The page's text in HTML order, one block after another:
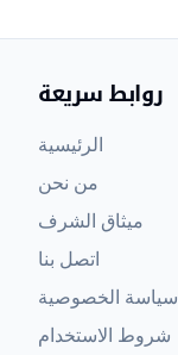
روابط سريعة
الرئيسية
من نحن
ميثاق الشرف
اتصل بنا
سياسة الخصوصية
شروط الاستخدام